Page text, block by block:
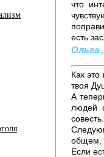
что
есть
Ольга
Как
твоя
А
людей
общем,
Если